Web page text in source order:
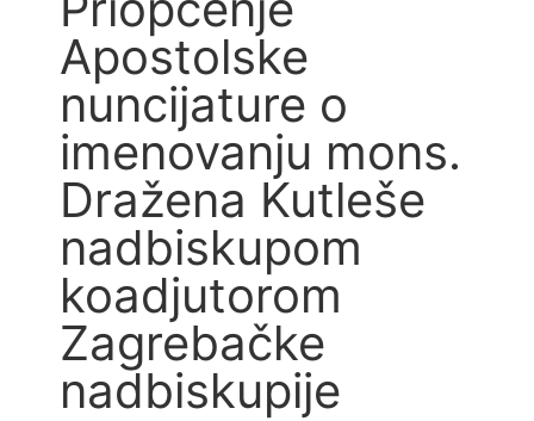
Apostolske
nuncijature o
imenovanju mons.
Dražena Kutleše
nadbiskupom
koadjutorom
Zagrebačke
nadbiskupije